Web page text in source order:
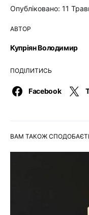
Опубліковано: 11
АВТОР
Купріян Володимир
ПОДІЛИТИСЬ
Facebook
ВАМ ТАКОЖ